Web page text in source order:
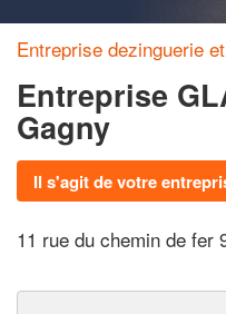
Entreprise dezinguerie
Entreprise
Gagny
Il s'agit de votre
11 rue du chemin de fer